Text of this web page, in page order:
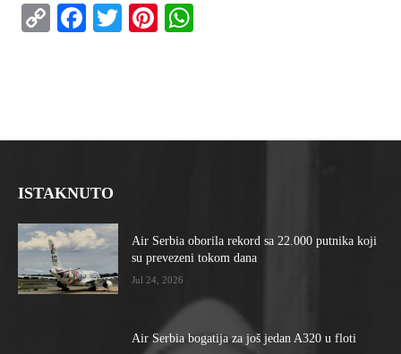
CopyFacebook
TwitterPinterest
ISTAKNUTO
Air Serbia oborila rekord sa 22.000 putnika koji
su prevezeni tokom dana
Jul 24, 2026
Air Serbia bogatija za još jedan A320 u floti